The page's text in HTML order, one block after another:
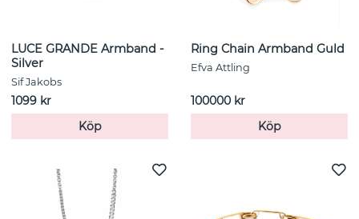
LUCE GRANDE Armband -
Silver
Sif Jakobs
1099 kr
Köp
Ring Chain Armband Guld
Efva Attling
100000 kr
Köp